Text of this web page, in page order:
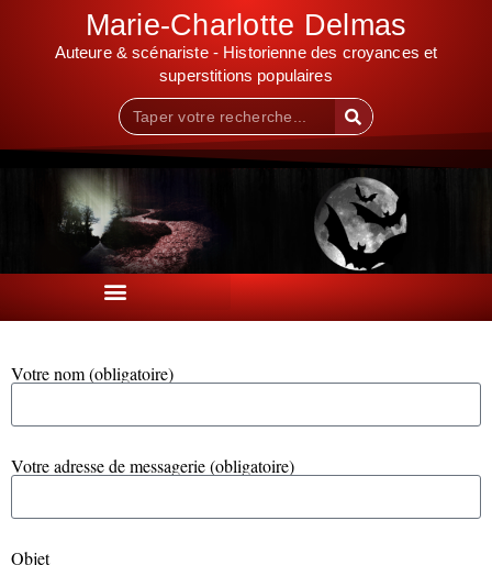
Marie-Charlotte Delmas
Auteure & scénariste - Historienne des croyances et
superstitions populaires
Votre nom (obligatoire)
Votre adresse de messagerie (obligatoire)
Objet